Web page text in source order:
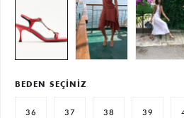
BEDEN SEÇİNİZ
36 37 38 39